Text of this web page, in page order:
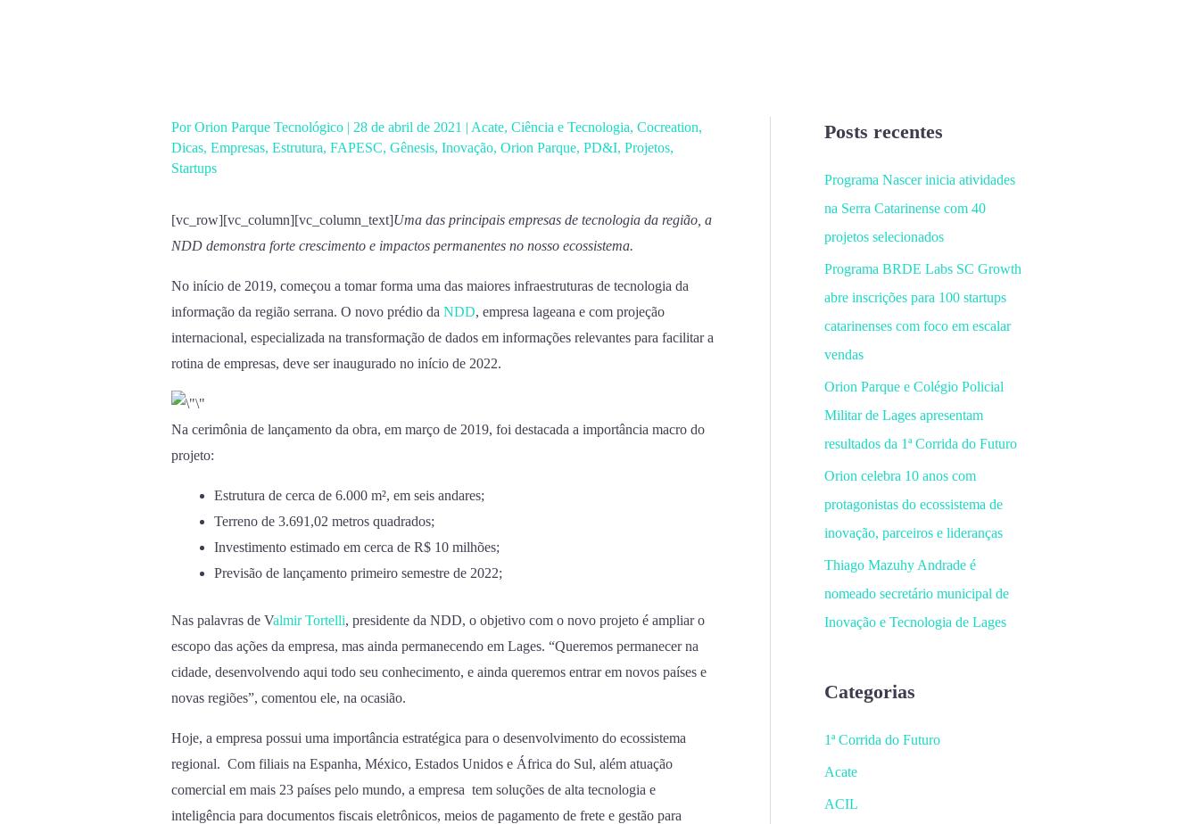
PorOrion Parque Tecnológico | 28 de abril de 2021 | Acate, Ciência e Tecnologia, Cocreation,
Dicas, Empresas, Estrutura, FAPESC, Gênesis, Inovação, Orion Parque, PD&I, Projetos,
Startups
[vc_row][vc_column][vc_column_text]Uma das principais empresas de tecnologia da região, a
NDD demonstra forte crescimento e impactos permanentes no nosso ecossistema.
No início de 2019, começou a tomar forma uma das maiores infraestruturas de tecnologia da
informação da região serrana. O novo prédio da NDD, empresa lageana e com projeção
internacional, especializada na transformação de dados em informações relevantes para facilitar a
rotina de empresas, deve ser inaugurado no início de 2022.
Na cerimônia de lançamento da obra, em março de 2019, foi destacada a importância macro do
projeto:
Estrutura de cerca de 6.000 m², em seis andares;
Terreno de 3.691,02 metros quadrados;
Investimento estimado em cerca de R$ 10 milhões;
Previsão de lançamento primeiro semestre de 2022;
Nas palavras de Valmir Tortelli, presidente da NDD, o objetivo com o novo projeto é ampliar o
escopo das ações da empresa, mas ainda permanecendo em Lages. “Queremos permanecer na
cidade, desenvolvendo aqui todo seu conhecimento, e ainda queremos entrar em novos países e
novas regiões”, comentou ele, na ocasião.
Hoje, a empresa possui uma importância estratégica para o desenvolvimento do ecossistema
regional. Com filiais na Espanha, México, Estados Unidos e África do Sul, além atuação
comercial em mais 23 países pelo mundo, a empresa tem soluções de alta tecnologia e
inteligência para documentos fiscais eletrônicos, meios de pagamento de frete e gestão para
Posts recentes
Programa Nascer inicia atividades
na Serra Catarinense com 40
projetos selecionados
Programa BRDE Labs SC Growth
abre inscrições para 100 startups
catarinenses com foco em escalar
vendas
Orion Parque e Colégio Policial
Militar de Lages apresentam
resultados da 1ª Corrida do Futuro
Orion celebra 10 anos com
protagonistas do ecossistema de
inovação, parceiros e lideranças
Thiago Mazuhy Andrade é
nomeado secretário municipal de
Inovação e Tecnologia de Lages
Categorias
1ª Corrida do Futuro
Acate
ACIL